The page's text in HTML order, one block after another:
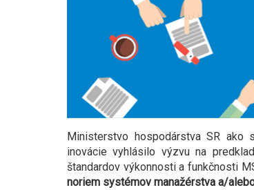
Ministerstvo hospodárstva SR ako
inovácie vyhlásilo výzvu na
štandardov výkonnosti a funkčnosti
noriem systémov manažérstva a/